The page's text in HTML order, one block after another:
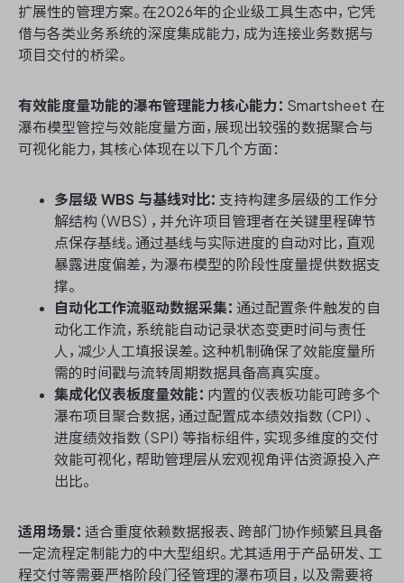
扩展性的管理方案。在2026年的企业级工具生态中，它凭
借与各类业务系统的深度集成能力，成为连接业务数据与
项目交付的桥梁。
有效能度量功能的瀑布管理能力核心能力： Smartsheet 在
瀑布模型管控与效能度量方面，展现出较强的数据聚合与
可视化能力，其核心体现在以下几个方面：
多层级 WBS 与基线对比： 支持构建多层级的工作分
解结构（WBS），并允许项目管理者在关键里程碑节
点保存基线。通过基线与实际进度的自动对比，直观
暴露进度偏差，为瀑布模型的阶段性度量提供数据支
撑。
自动化工作流驱动数据采集： 通过配置条件触发的自
动化工作流，系统能自动记录状态变更时间与责任
人，减少人工填报误差。这种机制确保了效能度量所
需的时间戳与流转周期数据具备高真实度。
集成化仪表板度量效能： 内置的仪表板功能可跨多个
瀑布项目聚合数据，通过配置成本绩效指数（CPI）、
进度绩效指数（SPI）等指标组件，实现多维度的交付
效能可视化，帮助管理层从宏观视角评估资源投入产
出比。
适用场景： 适合重度依赖数据报表、跨部门协作频繁且具备
一定流程定制能力的中大型组织。尤其适用于产品研发、工
程交付等需要严格阶段门径管理的瀑布项目，以及需要将